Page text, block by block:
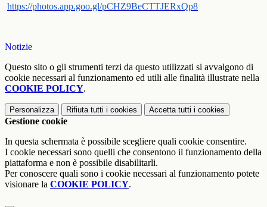
https://photos.app.goo.gl/pCHZ9BeCTTJERxQp8
Notizie
Questo sito o gli strumenti terzi da questo utilizzati si avvalgono di
cookie necessari al funzionamento ed utili alle finalità illustrate nella
COOKIE POLICY.
Personalizza Rifiuta tutti i cookies Accetta tutti i cookies
Gestione cookie
In questa schermata è possibile scegliere quali cookie consentire.
I cookie necessari sono quelli che consentono il funzionamento della
piattaforma e non è possibile disabilitarli.
Per conoscere quali sono i cookie necessari al funzionamento potete
visionare la COOKIE POLICY.